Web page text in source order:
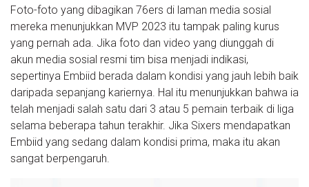
Foto-foto yang dibagikan 76ers di laman media sosial
mereka menunjukkan MVP 2023 itu tampak paling kurus
yang pernah ada. Jika foto dan video yang diunggah di
akun media sosial resmi tim bisa menjadi indikasi,
sepertinya Embiid berada dalam kondisi yang jauh lebih baik
daripada sepanjang kariernya. Hal itu menunjukkan bahwa ia
telah menjadi salah satu dari 3 atau 5 pemain terbaik di liga
selama beberapa tahun terakhir. Jika Sixers mendapatkan
Embiid yang sedang dalam kondisi prima, maka itu akan
sangat berpengaruh.